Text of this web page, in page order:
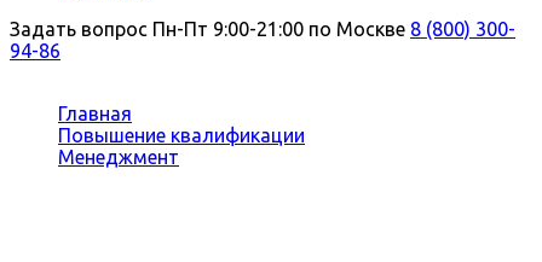
Задать вопрос Пн-Пт 9:00-21:00 по Москве 8 (800) 300-
94-86
Главная
Повышение квалификации
Менеджмент